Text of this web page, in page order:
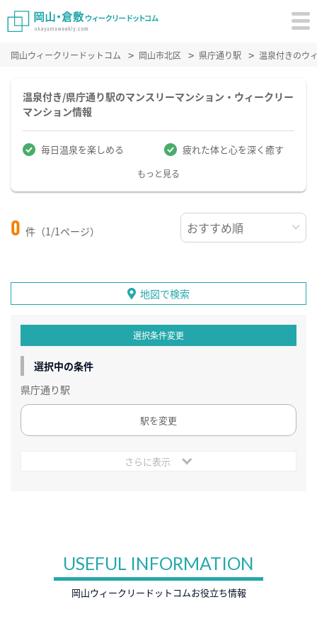
岡山ウィークリードットコム 岡山市北区 県庁通り駅 温泉付きのウ
温泉付き/県庁通り駅のマンスリーマンション・ウィークリー
マンション情報
毎日温泉を楽しめる 疲れた体と心を深く癒す
もっと見る
0 件（1/1ページ）
地図で検索
選択条件変更
選択中の条件
県庁通り駅
駅を変更
さらに表示
USEFUL INFORMATION
岡山ウィークリードットコムお役立ち情報